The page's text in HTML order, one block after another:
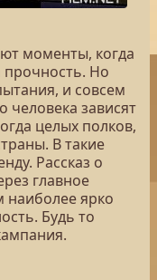
моменты, когда
прочность. Но
и совсем
человека зависят
целых полков,
В такие
Рассказ о
главное
наиболее ярко
Будь то